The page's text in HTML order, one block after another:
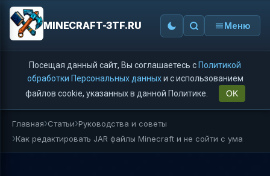
MINECRAFT-3TF.RU Меню
Посещая данный сайт, Вы соглашаетесь с Политикой
обработки Персональных данныхи с использованием
файлов cookie, указанных в данной Политике.
OK
Главная Статьи Руководства и советы
Как редактировать JAR файлы Minecraft и не сойти с ума